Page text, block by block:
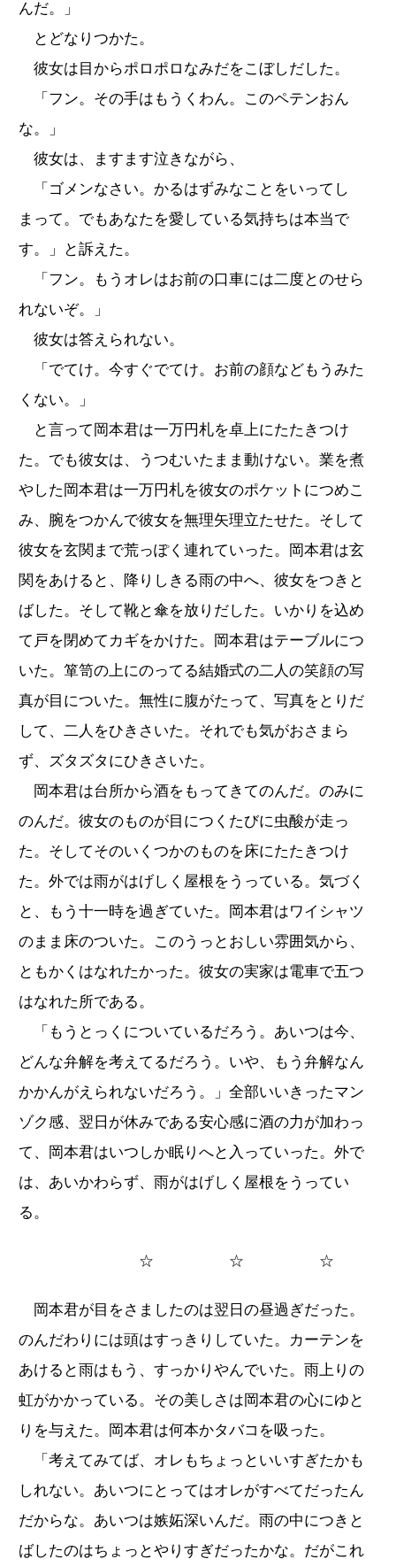
んだ。」
とどなりつかた。
彼女は目からポロポロなみだをこぼしだした。
「フン。その手はもうくわん。このペテンおん
な。」
彼女は、ますます泣きながら、
「ゴメンなさい。かるはずみなことをいってし
まって。でもあなたを愛している気持ちは本当で
す。」と訴えた。
「フン。もうオレはお前の口車には二度とのせら
れないぞ。」
彼女は答えられない。
「でてけ。今すぐでてけ。お前の顔などもうみた
くない。」
と言って岡本君は一万円札を卓上にたたきつけ
た。でも彼女は、うつむいたまま動けない。業を煮
やした岡本君は一万円札を彼女のポケットにつめこ
み、腕をつかんで彼女を無理矢理立たせた。そして
彼女を玄関まで荒っぽく連れていった。岡本君は玄
関をあけると、降りしきる雨の中へ、彼女をつきと
ばした。そして靴と傘を放りだした。いかりを込め
て戸を閉めてカギをかけた。岡本君はテーブルにつ
いた。箪笥の上にのってる結婚式の二人の笑顔の写
真が目についた。無性に腹がたって、写真をとりだ
して、二人をひきさいた。それでも気がおさまら
ず、ズタズタにひきさいた。
岡本君は台所から酒をもってきてのんだ。のみに
のんだ。彼女のものが目につくたびに虫酸が走っ
た。そしてそのいくつかのものを床にたたきつけ
た。外では雨がはげしく屋根をうっている。気づく
と、もう十一時を過ぎていた。岡本君はワイシャツ
のまま床のついた。このうっとおしい雰囲気から、
ともかくはなれたかった。彼女の実家は電車で五つ
はなれた所である。
「もうとっくについているだろう。あいつは今、
どんな弁解を考えてるだろう。いや、もう弁解なん
かかんがえられないだろう。」全部いいきったマン
ゾク感、翌日が休みである安心感に酒の力が加わっ
て、岡本君はいつしか眠りへと入っていった。外で
は、あいかわらず、雨がはげしく屋根をうってい
る。
☆ ☆ ☆
岡本君が目をさましたのは翌日の昼過ぎだった。
のんだわりには頭はすっきりしていた。カーテンを
あけると雨はもう、すっかりやんでいた。雨上りの
虹がかかっている。その美しさは岡本君の心にゆと
りを与えた。岡本君は何本かタバコを吸った。
「考えてみてば、オレもちょっといいすぎたかも
しれない。あいつにとってはオレがすべてだったん
だからな。あいつは嫉妬深いんだ。雨の中につきと
ばしたのはちょっとやりすぎだったかな。だがこれ